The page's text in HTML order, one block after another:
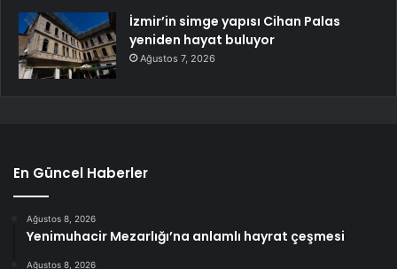
İzmir’in simge yapısı Cihan Palas
yeniden hayat buluyor
Ağustos 7, 2026
En Güncel Haberler
Ağustos 8, 2026
Yenimuhacir Mezarlığı’na anlamlı hayrat çeşmesi
Ağustos 8, 2026